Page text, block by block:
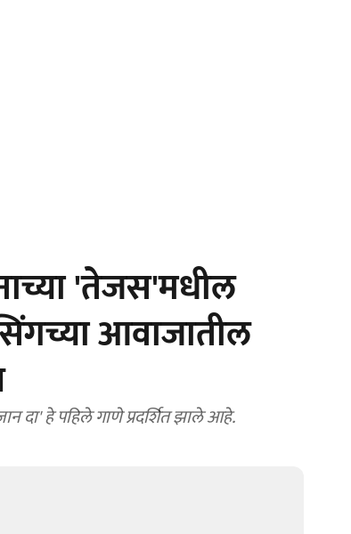
'तेजस'मधील
आवाजातील
दा' हे पहिले गाणे प्रदर्शित झाले आहे.